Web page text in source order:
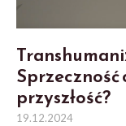
Sprzeczność
przyszłość?
19.12.2024